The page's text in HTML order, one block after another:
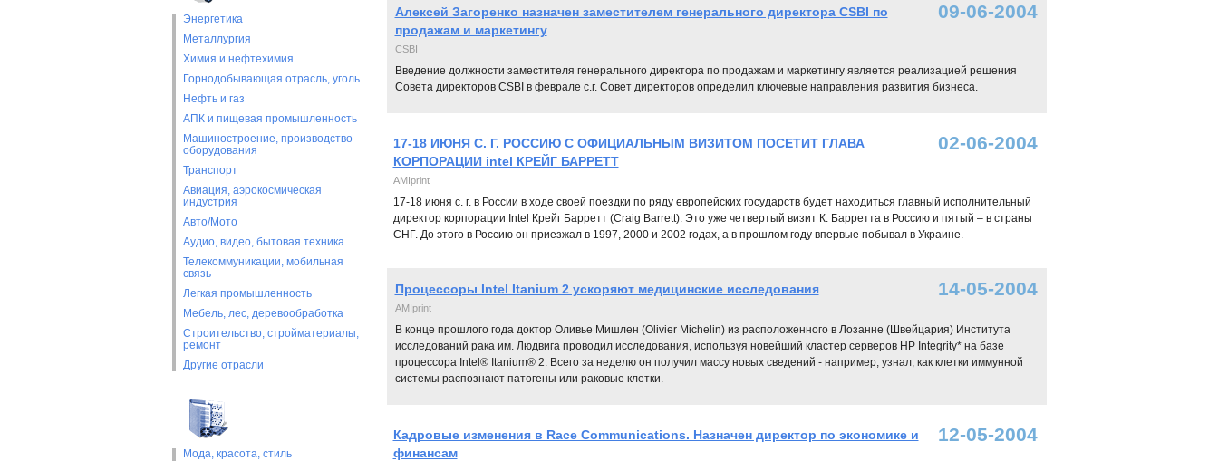
Энергетика
Металлургия
Химия и нефтехимия
Горнодобывающая отрасль, уголь
Нефть и газ
АПК и пищевая промышленность
Машиностроение, производство
оборудования
Транспорт
Авиация, аэрокосмическая
индустрия
Авто/Мото
Аудио, видео, бытовая техника
Телекоммуникации, мобильная
связь
Легкая промышленность
Мебель, лес, деревообработка
Строительство, стройматериалы,
ремонт
Другие отрасли
Мода, красота, стиль
Алексей Загоренко назначен заместителем генерального директора CSBI по
продажам и маркетингу
09-06-2004
CSBI
Введение должности заместителя генерального директора по продажам и маркетингу является реализацией решения
Совета директоров CSBI в феврале с.г. Совет директоров определил ключевые направления развития бизнеса.
17-18 ИЮНЯ С. Г. РОССИЮ С ОФИЦИАЛЬНЫМ ВИЗИТОМ ПОСЕТИТ ГЛАВА
КОРПОРАЦИИ intel КРЕЙГ БАРРЕТТ
02-06-2004
AMIprint
17-18 июня с. г. в России в ходе своей поездки по ряду европейских государств будет находиться главный исполнительный
директор корпорации Intel Крейг Барретт (Craig Barrett). Это уже четвертый визит К. Барретта в Россию и пятый – в страны
СНГ. До этого в Россию он приезжал в 1997, 2000 и 2002 годах, а в прошлом году впервые побывал в Украине.
Процессоры Intel Itanium 2 ускоряют медицинские исследования 14-05-2004
AMIprint
В конце прошлого года доктор Оливье Мишлен (Olivier Michelin) из расположенного в Лозанне (Швейцария) Института
исследований рака им. Людвига проводил исследования, используя новейший кластер серверов HP Integrity* на базе
процессора Intel® Itanium® 2. Всего за неделю он получил массу новых сведений - например, узнал, как клетки иммунной
системы распознают патогены или раковые клетки.
Кадровые изменения в Race Communications. Назначен директор по экономике и
финансам
12-05-2004